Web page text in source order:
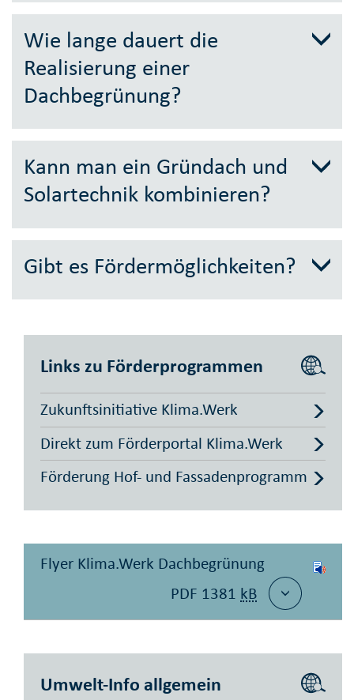
Wie lange dauert die
Realisierung einer
Dachbegrünung?
Kann man ein Gründach und
Solartechnik kombinieren?
Gibt es Fördermöglichkeiten?
Links zu Förderprogrammen
Zukunftsinitiative Klima.Werk
Direkt zum Förderportal Klima.Werk
Förderung Hof- und Fassadenprogramm
Flyer Klima.Werk Dachbegrünung
PDF 1381 kB
Umwelt-Info allgemein